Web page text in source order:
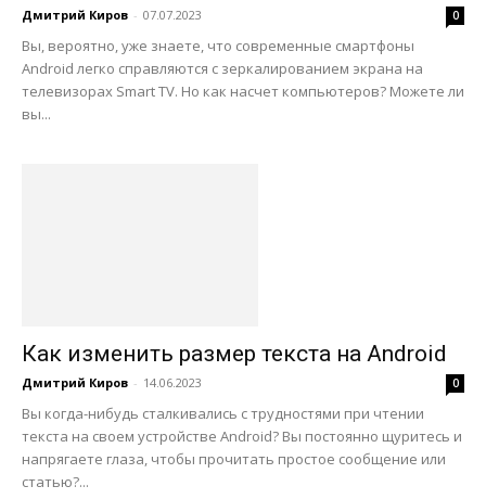
Дмитрий Киров - 07.07.2023 0
Вы, вероятно, уже знаете, что современные смартфоны
Android легко справляются с зеркалированием экрана на
телевизорах Smart TV. Но как насчет компьютеров? Можете ли
вы...
Как изменить размер текста на Android
Дмитрий Киров - 14.06.2023 0
Вы когда-нибудь сталкивались с трудностями при чтении
текста на своем устройстве Android? Вы постоянно щуритесь и
напрягаете глаза, чтобы прочитать простое сообщение или
статью?...